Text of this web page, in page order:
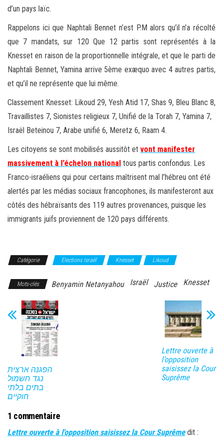
d’un pays laïc.
Rappelons ici que Naphtali Bennet n’est P.M alors qu’il n’a récolté
que 7 mandats, sur 120 Que 12 partis sont représentés à la
Knesset en raison de la proportionnelle intégrale, et que le parti de
Naphtali Bennet, Yamina arrive 5ème exæquo avec 4 autres partis,
et qu’il ne représente que lui même.
Classement Knesset: Likoud 29, Yesh Atid 17, Shas 9, Bleu Blanc 8,
Travaillistes 7, Sionistes religieux 7, Unifié de la Torah 7, Yamina 7,
Israël Beteinou 7, Arabe unifié 6, Meretz 6, Raam 4.
Les citoyens se sont mobilisés aussitôt et vont manifester
massivement à l’échelon national tous partis confondus. Les
Franco-israéliens qui pour certains maîtrisent mal l’hébreu ont été
alertés par les médias sociaux francophones, ils manifesteront aux
côtés des hébraïsants des 119 autres provenances, puisque les
immigrants juifs proviennent de 120 pays différents.
Catégorie Elections Israël Knesset Likoud
Mots-clés Benyamin Netanyahou Israël Justice Knesset
הפגנה ארצית
נגד חשמול
בתים בלתי
חוקיים
Lettre ouverte à
l’opposition
saisissez la Cour
Suprême
1 commentaire
Lettre ouverte à l'opposition saisissez la Cour Suprême dit :